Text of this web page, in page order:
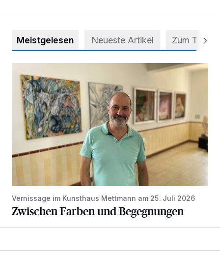
Meistgelesen Neueste Artikel Zum Thema
Vernissage im Kunsthaus Mettmann am 25. Juli 2026
Zwischen Farben und Begegnungen